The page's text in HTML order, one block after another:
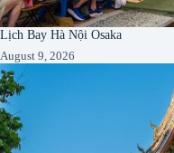
Lịch Bay Hà Nội Osaka
August 9, 2026